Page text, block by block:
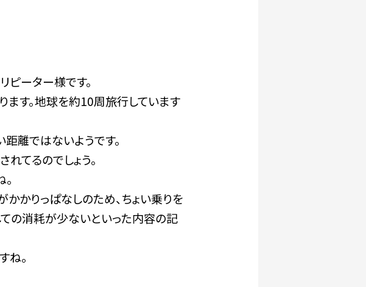
ーター様です。
す。地球を約10周旅行しています
離ではないようです。
てるのでしょう。
かりっぱなしのため、ちょい乗りを
の消耗が少ないといった内容の記
ね。